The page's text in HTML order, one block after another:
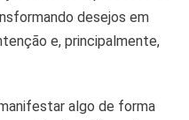
desejos em
e, principalmente,
algo de forma